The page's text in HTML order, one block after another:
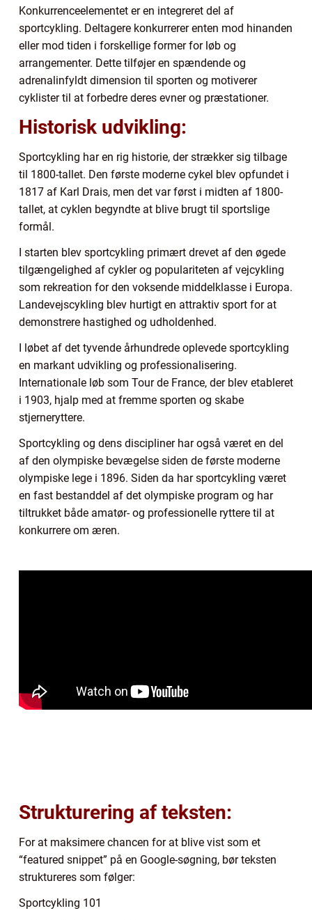
Konkurrenceelementet er en integreret del af
sportcykling. Deltagere konkurrerer enten mod hinanden
eller mod tiden i forskellige former for løb og
arrangementer. Dette tilføjer en spændende og
adrenalinfyldt dimension til sporten og motiverer
cyklister til at forbedre deres evner og præstationer.
Historisk udvikling:
Sportcykling har en rig historie, der strækker sig tilbage
til 1800-tallet. Den første moderne cykel blev opfundet i
1817 af Karl Drais, men det var først i midten af 1800-
tallet, at cyklen begyndte at blive brugt til sportslige
formål.
I starten blev sportcykling primært drevet af den øgede
tilgængelighed af cykler og populariteten af vejcykling
som rekreation for den voksende middelklasse i Europa.
Landevejscykling blev hurtigt en attraktiv sport for at
demonstrere hastighed og udholdenhed.
I løbet af det tyvende århundrede oplevede sportcykling
en markant udvikling og professionalisering.
Internationale løb som Tour de France, der blev etableret
i 1903, hjalp med at fremme sporten og skabe
stjerneryttere.
Sportcykling og dens discipliner har også været en del
af den olympiske bevægelse siden de første moderne
olympiske lege i 1896. Siden da har sportcykling været
en fast bestanddel af det olympiske program og har
tiltrukket både amatør- og professionelle ryttere til at
konkurrere om æren.
Strukturering af teksten:
For at maksimere chancen for at blive vist som et
“featured snippet” på en Google-søgning, bør teksten
struktureres som følger:
Sportcykling 101